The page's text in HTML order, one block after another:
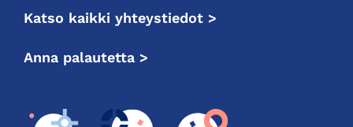
Katso kaikki yhteystiedot >
Anna palautetta >